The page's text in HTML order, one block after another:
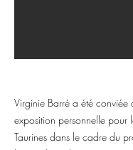
Virginie Barré a été
exposition personnelle pour
Taurines dans le cadre du